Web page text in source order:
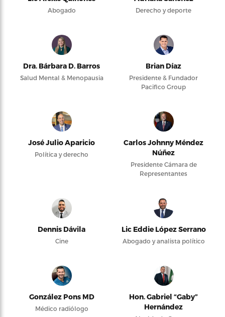
Abogado Derecho y deporte
Dra. Bárbara D. Barros
Salud Mental & Menopausia
Brian Díaz
Presidente & Fundador
Pacifico Group
José Julio Aparicio
Política y derecho
Carlos Johnny Méndez
Núñez
Presidente Cámara de
Representantes
Dennis Dávila
Cine
Lic Eddie López Serrano
Abogado y analista político
González Pons MD
Médico radiólogo
Hon. Gabriel “Gaby”
Hernández